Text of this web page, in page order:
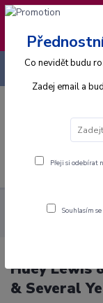
❣️ Od 4.8. do
expedice
+420 725 736 293
Alba
Huey Lewis
& Several
Co nevidět budu
Zadej email a
Přeji si odebírat
Souhlasím se